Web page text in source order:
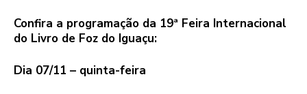
Confira a programação da 19ª Feira Internacional
do Livro de Foz do Iguaçu:
Dia 07/11 – quinta-feira